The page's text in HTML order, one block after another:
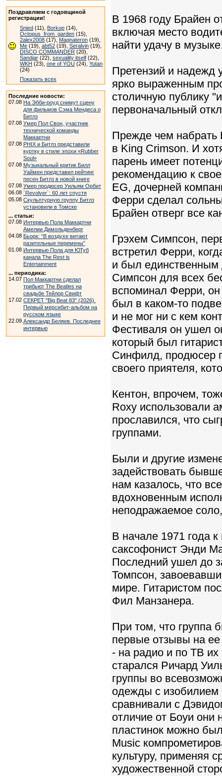
Поздравляем с годовщиной
регистрации!
Snied (11), Borkop (14),
Octopus_from_garden (15),
2alex2008 (17), Magnateron (19),
Me (19), abt52 (19), Seralvin (19),
DISCO COMMANDER (20),
Sandjar (22), sexuality itself (22),
WKH (23), one of YOU (24), Yutan
(24)
Показать всех
Последние новости:
07.08 На Эбби-роуд снимут сцену
для фильмов Сэма Мендеса о
Битлз
07.08 Умер Пол Свон, участник
технической команды
Маккартни
07.08 PHIX и Битлз представили
куртку в стиле эпохи «Rubber
Soul»
07.08 Музыкальный критик Билл
Уаймен представил рейтинг
песен Битлз в новой книге
07.08 Умер продюсер Уильям Орбит
06.08 `Revolver`: 60 лет спустя
05.08 Скульптурную группу Битлз
установили в Томске
... статьи:
07.08 Интервью Пола Маккартни
Амелии Димольденберг
04.08 Бьорк: “В воздухе витают
разительные перемены”
01.08 Интервью Пола для ЮТуб
канала The Rest is
Entertainment
... периодика:
14.07 Пол Маккартни сделал
трибьют The Beatles на
свадьбе Тейлор Свифт
17.02 СЕКРЕТ "Big Beat 83" (2026).
Первый мерсибит-альбом на
русском языке
22.09 Александр Беляев. Последнее
интервью
В 1968 году Брайен
включая место
найти удачу в
Претензий и надежд
ярко выраженным
столичную публику
первоначальный
Прежде чем набрать
в King Crimson. И
парень имеет
рекомендацию к
EG, дочерней
Ферри сделал
Брайен отверг все
Грэхем Симпсон,
встретил Ферри,
и был единственным
Симпсон для всех
вспоминал Ферри,
был в каком-то
и не мог ни с кем
Фестиваля он ушел
который был
Синфилд, продюсер
своего приятеля,
Кентон, впрочем,
Roxy использовали
прославился, что
группами.
Были и другие
задействовать
нам казалось, что
вдохновенным
неподражаемое
В начале 1971 года
саксофонист Энди
Последний ушел до
Томпсон,
мире. Гитаристом
Фил Манзанера.
При том, что группа
первые отзывы на
- на радио и по ТВ
старался Ричард
группы во
одежды с изобилием
сравнивали с
отличие от Боуи они
пластинок можно
Music
культуру, применяя
художественной